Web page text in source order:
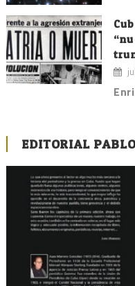
EDITORIAL